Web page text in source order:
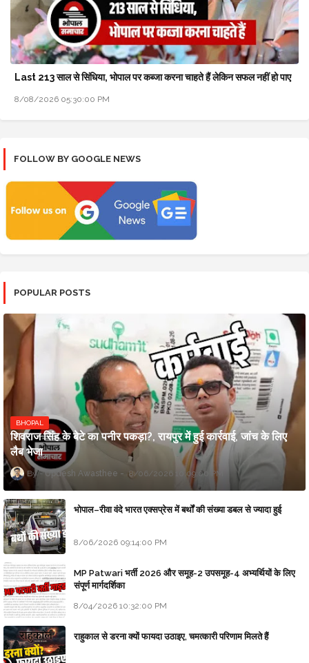
Last 213 साल से सिंधिया, भोपाल पर कब्जा करना चाहते हैं लेकिन सफल नहीं हो पाए
8/08/2026 05:30:00 PM
FOLLOW BY GOOGLE NEWS
POPULAR POSTS
BHOPAL
शिवराज सिंह के बेटे का पनीर पकड़ा?, रायपुर में हुई कार्रवाई, जांच के लिए
लैब भेजा
Updesh Awasthee 8/06/2026 10:09:00 PM
भोपाल–रीवा वंदे भारत एक्सप्रेस में बर्थों की संख्या डबल से ज्यादा हुई
8/06/2026 09:14:00 PM
MP Patwari भर्ती 2026 और समूह-2 उपसमूह-4 अभ्यर्थियों के लिए
संपूर्ण मार्गदर्शिका
8/04/2026 10:32:00 PM
राहुकाल से डरना क्यों फायदा उठाइए, चमत्कारी परिणाम मिलते हैं